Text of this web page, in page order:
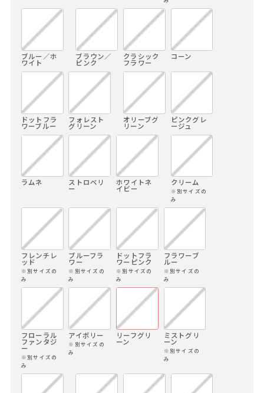
ブルー／ホ
ワイト
ブラウン／
ピンク
クラシック
フラワー
コーン
ドットフラ
ワーブルー
フォレスト
グリーン
オリーブグ
リーン
ピンクグレ
ージュ
ラムネ ストロベリ
ー
ホワイトネ
イビー
クリーム
※別サイズの
み
フレンチレ
ッド
※別サイズの
み
ブルーフラ
ワー
※別サイズの
み
ドットフラ
ワーピンク
※別サイズの
み
フラワーブ
ルー
※別サイズの
み
フローラル
ファンタジ
ー
※別サイズの
み
アイボリー
※別サイズの
み
リーフグリ
ーン
ミストグリ
ーン
※別サイズの
み